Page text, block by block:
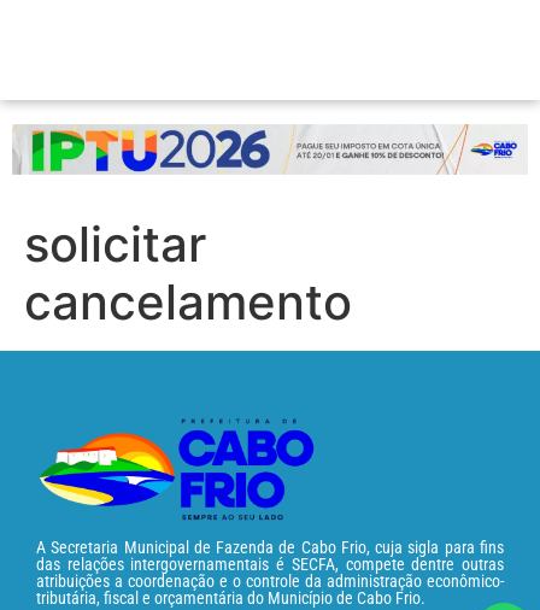
solicitar
cancelamento
A Secretaria Municipal de Fazenda de Cabo Frio, cuja sigla para fins
das relações intergovernamentais é SECFA, compete dentre outras
atribuições a coordenação e o controle da administração econômico-
tributária, fiscal e orçamentária do Município de Cabo Frio.